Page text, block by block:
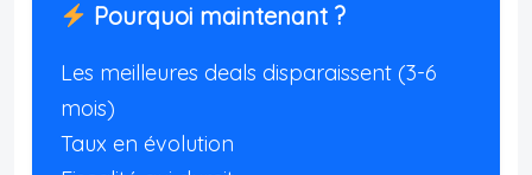
Pourquoi maintenant ?
Les meilleures deals disparaissent (3-6
mois)
Taux en évolution